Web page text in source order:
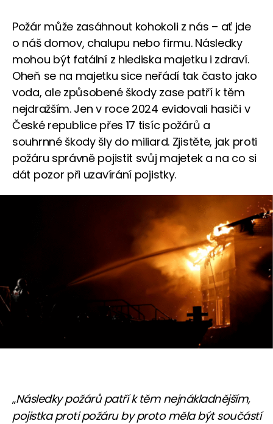
Požár může zasáhnout kohokoli z nás – ať jde
o náš domov, chalupu nebo firmu. Následky
mohou být fatální z hlediska majetku i zdraví.
Oheň se na majetku sice neřádí tak často jako
voda, ale způsobené škody zase patří k těm
nejdražším. Jen v roce 2024 evidovali hasiči v
České republice přes 17 tisíc požárů a
souhrnné škody šly do miliard. Zjistěte, jak proti
požáru správně pojistit svůj majetek a na co si
dát pozor při uzavírání pojistky.
„Následky požárů patří k těm nejnákladnějším,
pojistka proti požáru by proto měla být součástí